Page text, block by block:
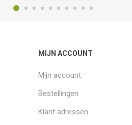
MIJN ACCOUNT
Mijn account
Bestellingen
Klant adressen